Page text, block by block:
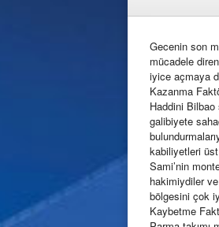
Gecenin son
mücadele
iyice açmaya
Kazanma
Haddini Bilbao
galibiyete
kabiliyetleri üst
Sami’nin
hakimiydiler
bölgesini çok
Kaybetme